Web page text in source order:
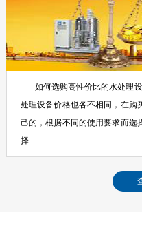
如何选购高性价比的水处理设
处理设备价格也各不相同，在购
己的，根据不同的使用要求而选
择…